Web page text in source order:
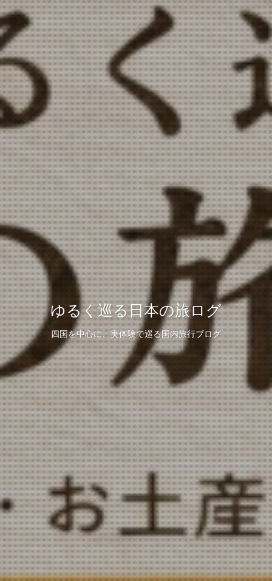
ゆるく巡る日本の旅ログ
四国を中心に、実体験で巡る国内旅行ブログ